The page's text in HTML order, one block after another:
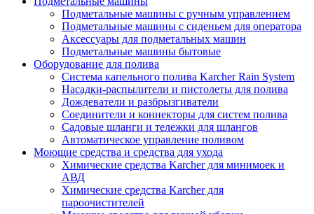
Подметальные машины с ручным управлением
Подметальные машины с сиденьем для оператора
Аксессуары для подметальных машин
Подметальные машины бытовые
Оборудование для полива
Система капельного полива Karcher Rain System
Насадки-распылители и пистолеты для полива
Дождеватели и разбрызгиватели
Соединители и коннекторы для систем полива
Садовые шланги и тележки для шлангов
Автоматическое управление поливом
Моющие средства и средства для ухода
Химические средства Karcher для минимоек и
АВД
Химические средства Karcher для
пароочистителей